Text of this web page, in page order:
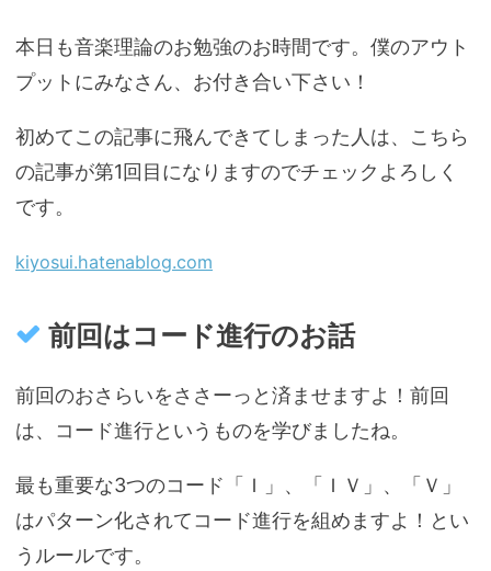
本日も音楽理論のお勉強のお時間です。僕のアウト
プットにみなさん、お付き合い下さい！
初めてこの記事に飛んできてしまった人は、こちら
の記事が第1回目になりますのでチェックよろしく
です。
kiyosui.hatenablog.com
前回はコード進行のお話
前回のおさらいをささーっと済ませますよ！前回
は、コード進行というものを学びましたね。
最も重要な3つのコード「Ｉ」、「ＩＶ」、「Ｖ」
はパターン化されてコード進行を組めますよ！とい
うルールです。